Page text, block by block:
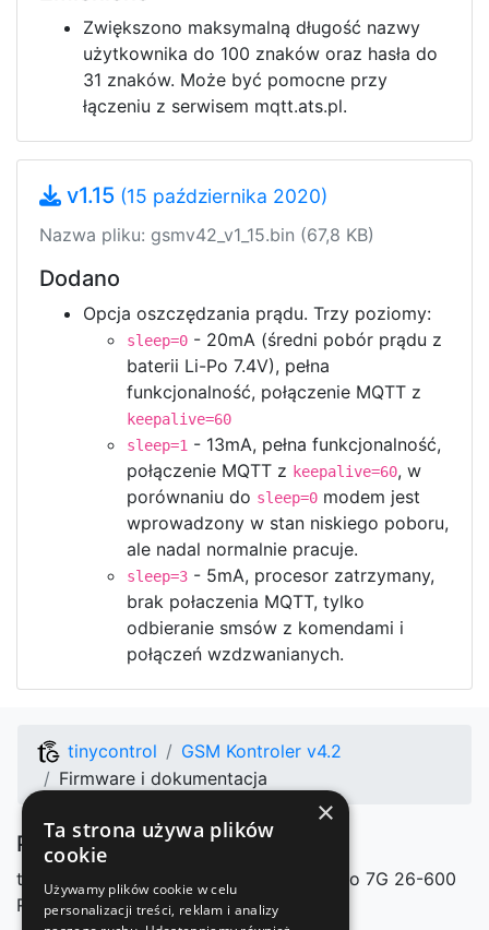
Zwiększono maksymalną długość nazwy
użytkownika do 100 znaków oraz hasła do
31 znaków. Może być pomocne przy
łączeniu z serwisem mqtt.ats.pl.
v1.15 (15 października 2020)
Nazwa pliku: gsmv42_v1_15.bin (67,8 KB)
Dodano
Opcja oszczędzania prądu. Trzy poziomy:
sleep=0 - 20mA (średni pobór prądu z
baterii Li-Po 7.4V), pełna
funkcjonalność, połączenie MQTT z
keepalive=60
sleep=1 - 13mA, pełna funkcjonalność,
połączenie MQTT z keepalive=60, w
porównaniu do sleep=0 modem jest
wprowadzony w stan niskiego poboru,
ale nadal normalnie pracuje.
sleep=3 - 5mA, procesor zatrzymany,
brak połaczenia MQTT, tylko
odbieranie smsów z komendami i
połączeń wzdzwanianych.
tinycontrol
GSM Kontroler v4.2
Firmware i dokumentacja
Producent
tinycontrol Marcin Nosek Mazowieckiego 7G 26-600
Radom, Polska
×
Ta strona używa plików
cookie
Używamy plików cookie w celu
personalizacji treści, reklam i analizy